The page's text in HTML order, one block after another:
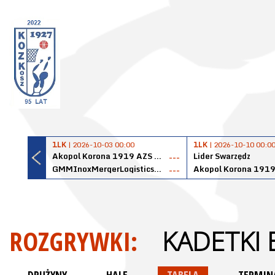
1LK | 2026-10-03 00:00
Akopol Korona 1919 AZS PK Kraków
---
GMMInoxMergerLogisticsPanteryŁańcut
---
1LK | 2026-10-10 00:00
Lider Swarzędz
ROZGRYWKI: KADETKI